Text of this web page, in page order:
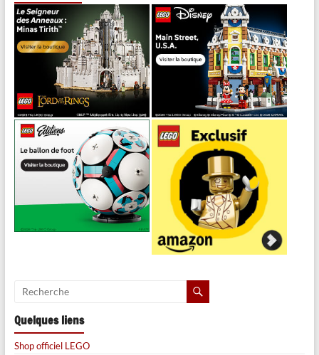
Quelques liens
Shop officiel LEGO